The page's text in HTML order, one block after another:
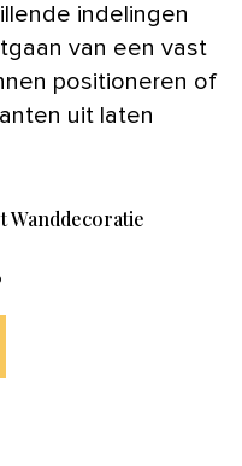
indelingen
van een vast
positioneren of
uit laten
Wanddecoratie